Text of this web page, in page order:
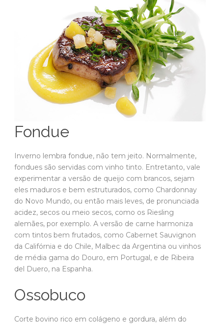
Fondue
Inverno lembra fondue, não tem jeito. Normalmente,
fondues são servidas com vinho tinto. Entretanto, vale
experimentar a versão de queijo com brancos, sejam
eles maduros e bem estruturados, como Chardonnay
do Novo Mundo, ou então mais leves, de pronunciada
acidez, secos ou meio secos, como os Riesling
alemães, por exemplo. A versão de carne harmoniza
com tintos bem frutados, como Cabernet Sauvignon
da Califórnia e do Chile, Malbec da Argentina ou vinhos
de média gama do Douro, em Portugal, e de Ribeira
del Duero, na Espanha.
Ossobuco
Corte bovino rico em colágeno e gordura, além do